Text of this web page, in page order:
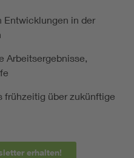
in der
Arbeitsergebnisse,
frühzeitig über zukünftige
erhalten!